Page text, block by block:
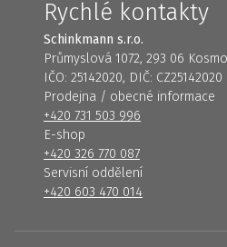
Rychlé kontakty
Schinkmann s.r.o.
Průmyslová 1072, 293 06
IČO: 25142020, DIČ: CZ25142020
Prodejna / obecné informace
+420 731 503 996
E-shop
+420 326 770 087
Servisní oddělení
+420 603 470 014